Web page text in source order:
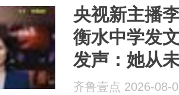
央视新主播
衡水中学发
发声：她从
齐鲁壹点 2026-08-